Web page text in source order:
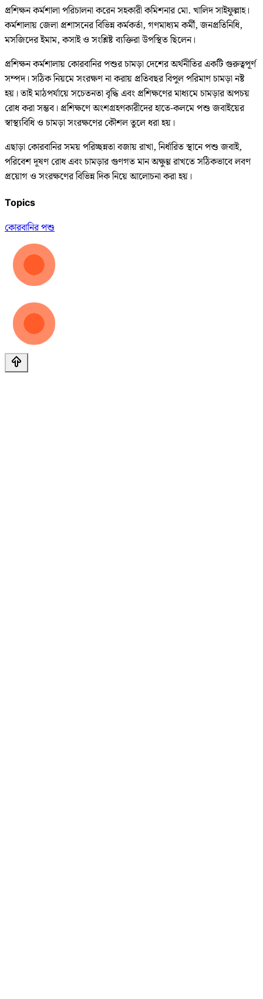
প্রশিক্ষন কর্মশালা পরিচালনা করেন সহকারী কমিশনার মো. খালিদ সাইফুল্লাহ।
কর্মশালায় জেলা প্রশাসনের বিভিন্ন কর্মকর্তা, গণমাধ্যম কর্মী, জনপ্রতিনিধি,
মসজিদের ইমাম, কসাই ও সংশ্লিষ্ট ব্যক্তিরা উপস্থিত ছিলেন।
প্রশিক্ষন কর্মশালায় কোরবানির পশুর চামড়া দেশের অর্থনীতির একটি গুরুত্বপূর্ণ
সম্পদ। সঠিক নিয়মে সংরক্ষণ না করায় প্রতিবছর বিপুল পরিমাণ চামড়া নষ্ট
হয়। তাই মাঠপর্যায়ে সচেতনতা বৃদ্ধি এবং প্রশিক্ষণের মাধ্যমে চামড়ার অপচয়
রোধ করা সম্ভব। প্রশিক্ষণে অংশগ্রহণকারীদের হাতে-কলমে পশু জবাইয়ের
স্বাস্থ্যবিধি ও চামড়া সংরক্ষণের কৌশল তুলে ধরা হয়।
এছাড়া কোরবানির সময় পরিচ্ছন্নতা বজায় রাখা, নির্ধারিত স্থানে পশু জবাই,
পরিবেশ দূষণ রোধ এবং চামড়ার গুণগত মান অক্ষুণ্ণ রাখতে সঠিকভাবে লবণ
প্রয়োগ ও সংরক্ষণের বিভিন্ন দিক নিয়ে আলোচনা করা হয়।
Topics
কোরবানির পশু